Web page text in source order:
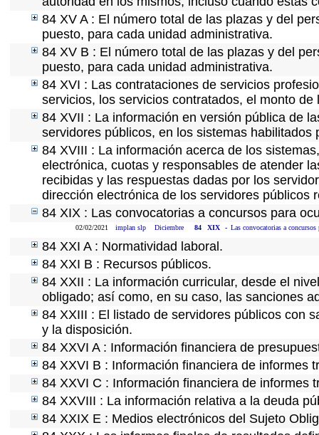
84 XV A : El número total de las plazas y del
puesto, para cada unidad administrativa.
84 XV B : El número total de las plazas y del
puesto, para cada unidad administrativa.
84 XVI : Las contrataciones de servicios
servicios, los servicios contratados, el monto
84 XVII : La información en versión pública de
servidores públicos, en los sistemas
84 XVIII : La información acerca de los
electrónica, cuotas y responsables de atender
recibidas y las respuestas dadas por los
dirección electrónica de los servidores públicos
84 XIX : Las convocatorias a concursos para
02/02/2021 implan slp Diciembre 84 XIX - Las convocatorias a
84 XXI A : Normatividad laboral.
84 XXI B : Recursos públicos.
84 XXII : La información curricular, desde el
obligado; así como, en su caso, las sanciones
84 XXIII : El listado de servidores públicos con
y la disposición.
84 XXVI A : Información financiera de
84 XXVI B : Información financiera de informes
84 XXVI C : Información financiera de informes
84 XXVIII : La información relativa a la deuda
84 XXIX E : Medios electrónicos del Sujeto